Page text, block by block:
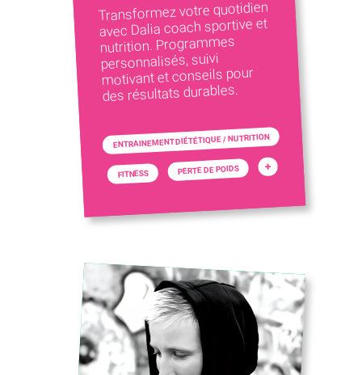
Transformez votre quotidien
avec Dalia coach sportive et
nutrition. Programmes
personnalisés, suivi
motivant et conseils pour
des résultats durables.
ENTRAINEMENT DIÉTÉTIQUE / NUTRITION
FITNESS PERTE DE POIDS +